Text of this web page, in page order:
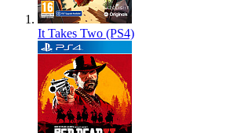
It Takes Two (PS4)